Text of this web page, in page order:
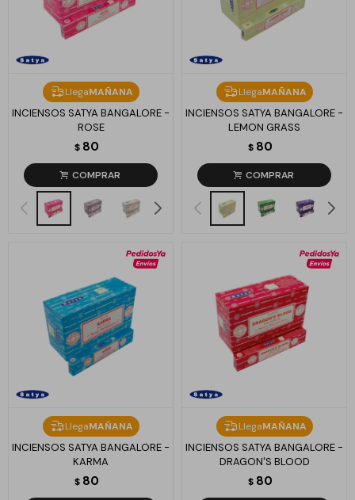
LlegaMAÑANA
INCIENSOS SATYA BANGALORE -
ROSE
$ 80
LlegaMAÑANA
INCIENSOS SATYA BANGALORE -
LEMON GRASS
$ 80
LlegaMAÑANA
INCIENSOS SATYA BANGALORE -
KARMA
$ 80
LlegaMAÑANA
INCIENSOS SATYA BANGALORE -
DRAGON'S BLOOD
$ 80